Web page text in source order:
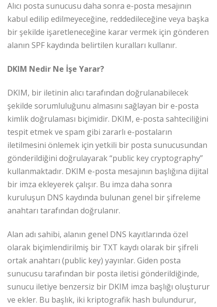
Alıcı posta sunucusu daha sonra e-posta mesajının
kabul edilip edilmeyeceğine, reddedileceğine veya başka
bir şekilde işaretleneceğine karar vermek için gönderen
alanın SPF kaydında belirtilen kuralları kullanır.
DKIM Nedir Ne İşe Yarar?
DKIM, bir iletinin alıcı tarafından doğrulanabilecek
şekilde sorumluluğunu almasını sağlayan bir e-posta
kimlik doğrulaması biçimidir. DKIM, e-posta sahteciliğini
tespit etmek ve spam gibi zararlı e-postaların
iletilmesini önlemek için yetkili bir posta sunucusundan
gönderildiğini doğrulayarak “public key cryptography”
kullanmaktadır. DKIM e-posta mesajının başlığına dijital
bir imza ekleyerek çalışır. Bu imza daha sonra
kuruluşun DNS kaydında bulunan genel bir şifreleme
anahtarı tarafından doğrulanır.
Alan adı sahibi, alanın genel DNS kayıtlarında özel
olarak biçimlendirilmiş bir TXT kaydı olarak bir şifreli
ortak anahtarı (public key) yayınlar. Giden posta
sunucusu tarafından bir posta iletisi gönderildiğinde,
sunucu iletiye benzersiz bir DKIM imza başlığı oluşturur
ve ekler. Bu başlık, iki kriptografik hash bulundurur,